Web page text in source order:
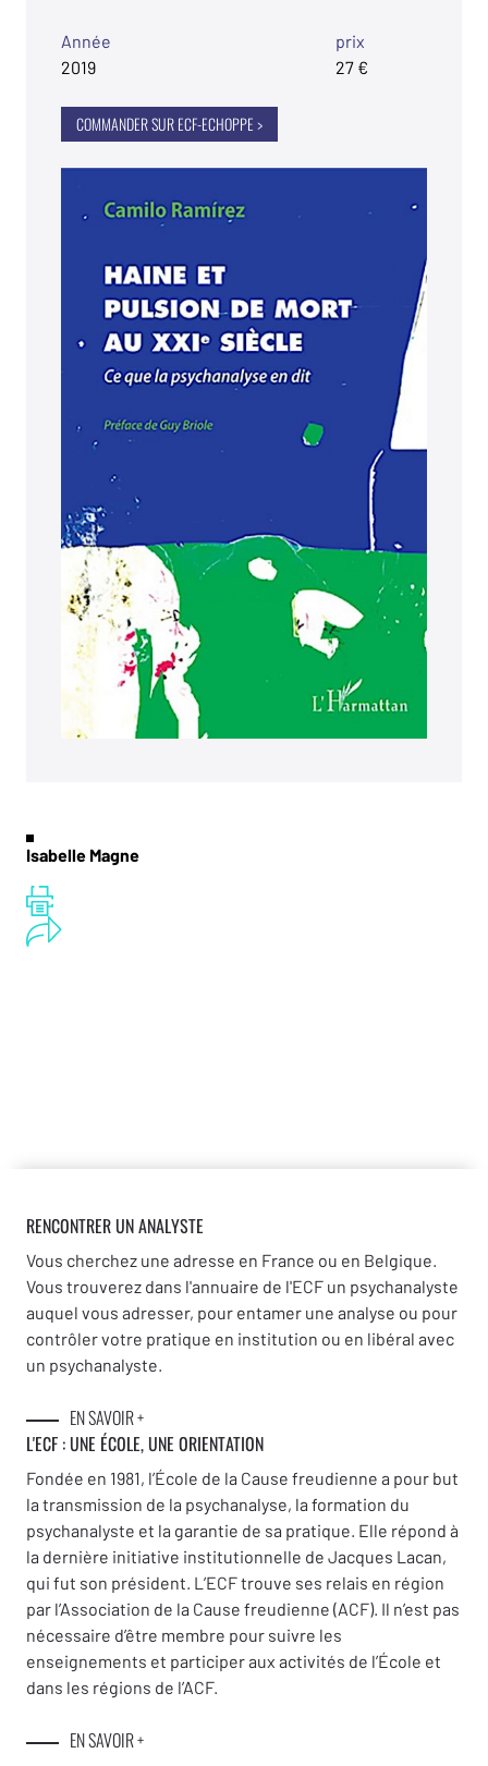
Année
2019
prix
27 €
COMMANDER SUR ECF-ECHOPPE >
Isabelle Magne
RENCONTRER UN ANALYSTE
Vous cherchez une adresse en France ou en Belgique.
Vous trouverez dans l'annuaire de l'ECF un psychanalyste
auquel vous adresser, pour entamer une analyse ou pour
contrôler votre pratique en institution ou en libéral avec
un psychanalyste.
EN SAVOIR +
L'ECF : UNE ÉCOLE, UNE ORIENTATION
Fondée en 1981, l’École de la Cause freudienne a pour but
la transmission de la psychanalyse, la formation du
psychanalyste et la garantie de sa pratique. Elle répond à
la dernière initiative institutionnelle de Jacques Lacan,
qui fut son président. L’ECF trouve ses relais en région
par l’Association de la Cause freudienne (ACF). Il n’est pas
nécessaire d’être membre pour suivre les
enseignements et participer aux activités de l’École et
dans les régions de l’ACF.
EN SAVOIR +